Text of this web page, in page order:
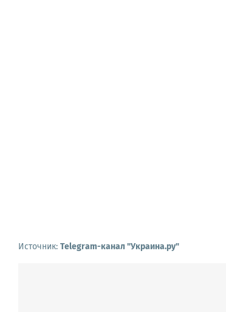
Источник: Telegram-канал "Украина.ру"